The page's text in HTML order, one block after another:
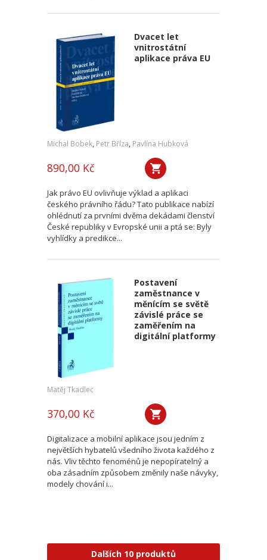
Dvacet let
vnitrostátní
aplikace práva EU
Michal Bobek, Petr Bříza, Pavlína Hubková
890,00 Kč
Jak právo EU ovlivňuje výklad a aplikaci
českého právního řádu? Tato publikace nabízí
ohlédnutí za prvními dvěma dekádami členství
České republiky v Evropské unii a ptá se: Byly
vyhlídky a predikce...
Postavení
zaměstnance v
měnícím se světě
závislé práce se
zaměřením na
digitální platformy
Matěj Tkadlec
370,00 Kč
Digitalizace a mobilní aplikace jsou jedním z
největších hybatelů všedního života každého z
nás. Vliv těchto fenoménů je nepopíratelný a
oba zásadním způsobem změnily naše návyky,
modely chování i...
Dalších 10 produktů